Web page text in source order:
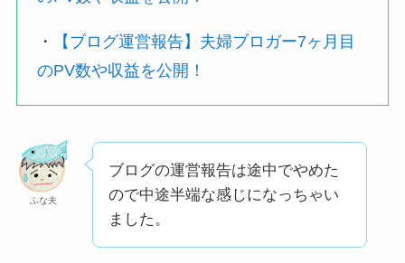
・
【ブログ運営報告】夫婦ブロガー7ヶ月目
のPV数や収益を公開！
ふな夫
ブログの運営報告は途中でやめた
ので中途半端な感じになっちゃい
ました。